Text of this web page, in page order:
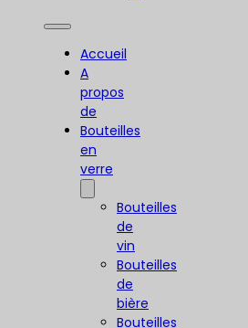
Accueil
A
propos
de
Bouteilles
en
verre
Bouteilles
de
vin
Bouteilles
de
bière
Bouteilles